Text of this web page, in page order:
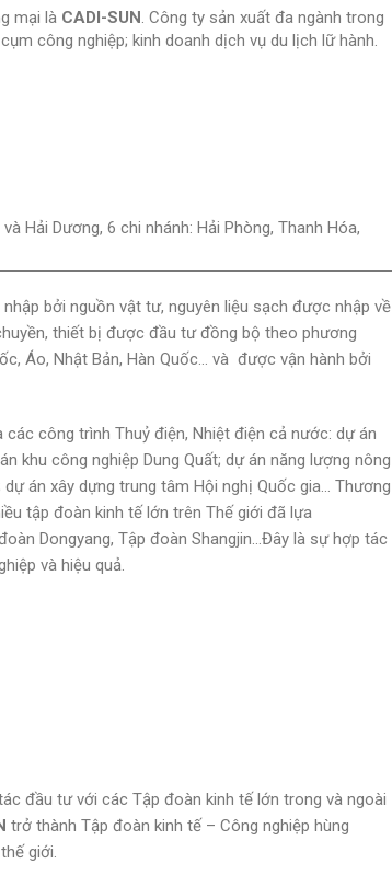
mại là CADI-SUN. Công ty sản xuất đa ngành trong
công nghiệp; kinh doanh dịch vụ du lịch lữ hành.
Hải Dương, 6 chi nhánh: Hải Phòng, Thanh Hóa,
bởi nguồn vật tư, nguyên liệu sạch được nhập về
thiết bị được đầu tư đồng bộ theo phương
Áo, Nhật Bản, Hàn Quốc… và được vận hành bởi
công trình Thuỷ điện, Nhiệt điện cả nước: dự án
khu công nghiệp Dung Quất; dự án năng lượng nông
án xây dựng trung tâm Hội nghị Quốc gia… Thương
tập đoàn kinh tế lớn trên Thế giới đã lựa
Dongyang, Tập đoàn Shangjin…Đây là sự hợp tác
và hiệu quả.
đầu tư với các Tập đoàn kinh tế lớn trong và ngoài
trở thành Tập đoàn kinh tế – Công nghiệp hùng
giới.